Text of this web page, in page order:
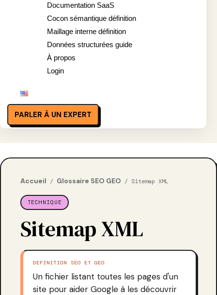
Documentation SaaS
Cocon sémantique définition
Maillage interne définition
Données structurées guide
À propos
Login
PARLER À UN EXPERT
Accueil / Glossaire SEO GEO / Sitemap XML
TECHNIQUE
Sitemap XML
DEFINITION SEO ET GEO
Un fichier listant toutes les pages d'un
site pour aider Google à les découvrir